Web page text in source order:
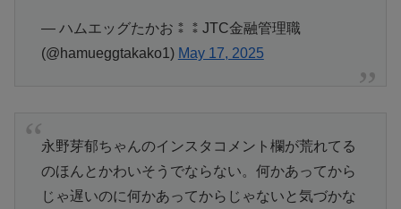
— ハムエッグたかお⁑⁑JTC金融管理職
(@hamueggtakako1) May 17, 2025
永野芽郁ちゃんのインスタコメント欄が荒れてる
のほんとかわいそうでならない。何かあってから
じゃ遅いのに何かあってからじゃないと気づかな